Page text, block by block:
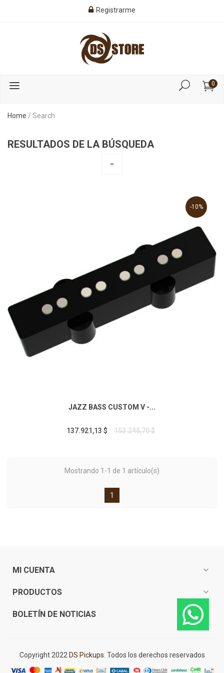
Registrarme
0
Home / Search
RESULTADOS DE LA BÚSQUEDA
arrow_drop_down
JAZZ BASS CUSTOM V -...
137.921,13 $ 153.245,70 $
-10%
Mostrando 1-1 de 1 artículo(s)
1
MI CUENTA expand_more
PRODUCTOS expand_more
BOLETÍN DE NOTICIAS expand_more
Copyright 2022 DS Pickups . Todos los derechos reservados